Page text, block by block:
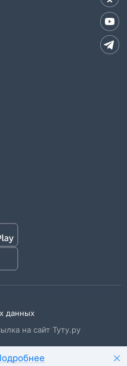
данных
на сайт Туту.ру